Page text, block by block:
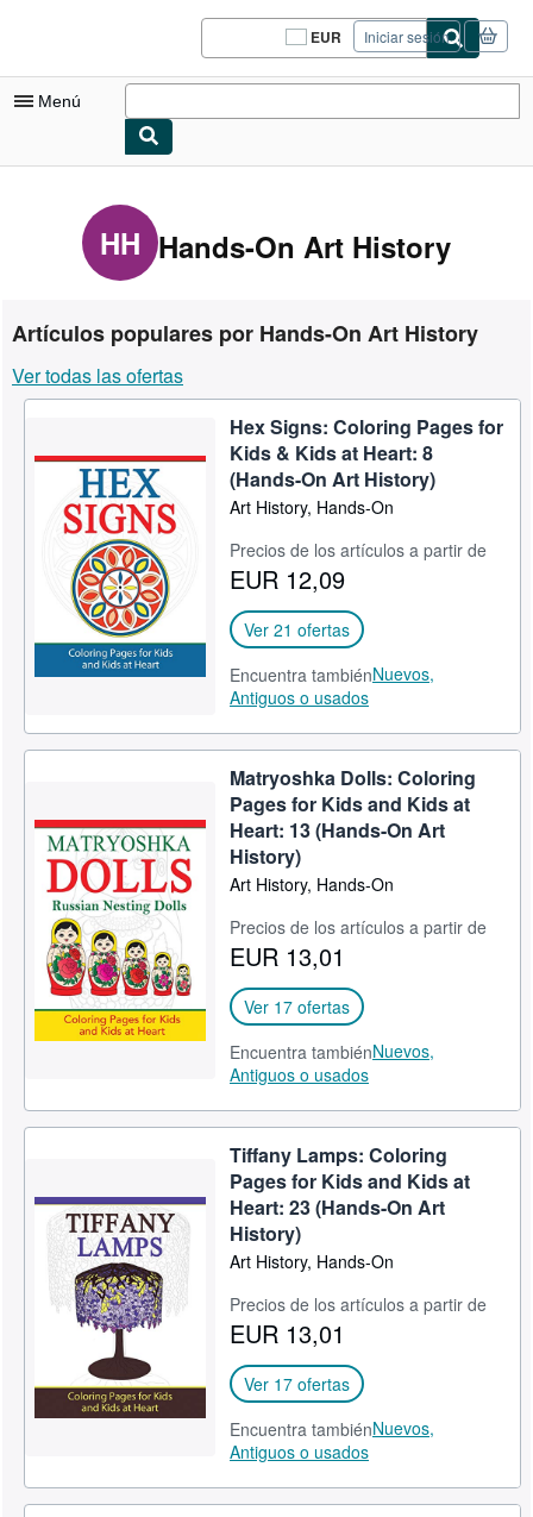
Pasar al contenido principal
EUR
Preferencias
de
del
Iniciar sesión
Menú
Consultar mis pedidos
Cerrar sesión
Colecciones
Libros antiguos
Vendedores
Comenzar a vender
HH Hands-On Art History
Artículos populares por Hands-On Art History
Ver todas las ofertas
Hex Signs: Coloring Pages for
Kids & Kids at Heart: 8
(Hands-On Art History)
Art History, Hands-On
Precios de los artículos a partir de
EUR 12,09
Ver 21 ofertas
Encuentra tambiénNuevos,
Antiguos o usados
Matryoshka Dolls: Coloring
Pages for Kids and Kids at
Heart: 13 (Hands-On Art
History)
Art History, Hands-On
Precios de los artículos a partir de
EUR 13,01
Ver 17 ofertas
Encuentra tambiénNuevos,
Antiguos o usados
Tiffany Lamps: Coloring
Pages for Kids and Kids at
Heart: 23 (Hands-On Art
History)
Art History, Hands-On
Precios de los artículos a partir de
EUR 13,01
Ver 17 ofertas
Encuentra tambiénNuevos,
Antiguos o usados